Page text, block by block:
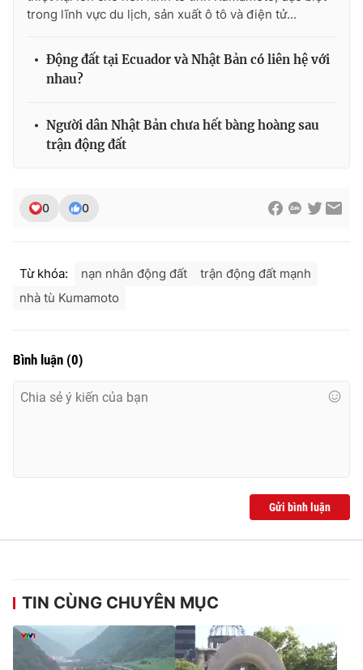
THỜI BÁO VTV
Theo dõi báo trên
Cơ quan chủ quản:
Cơ quan báo chí:
Ðiện thoại Thời báo VTV:
Email: toasoan@vtv.vn
® Cấm sao chép dưới mọi hình thức nếu không có sự chấp
thuận bằng văn bản. Ghi rõ nguồn VTV.vn khi phát hành lại
trong lĩnh vực du lịch, sản xuất ô tô và điện tử...
Động đất tại Ecuador và Nhật Bản có liên hệ với
nhau?
Người dân Nhật Bản chưa hết bàng hoàng sau
trận động đất
0 0
Từ khóa: nạn nhân động đất
trận động đất mạnh
nhà tù Kumamoto
Bình luận (0)
Gửi bình luận
TIN CÙNG CHUYÊN MỤC